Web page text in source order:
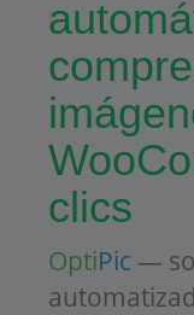
clics
OptiPic —